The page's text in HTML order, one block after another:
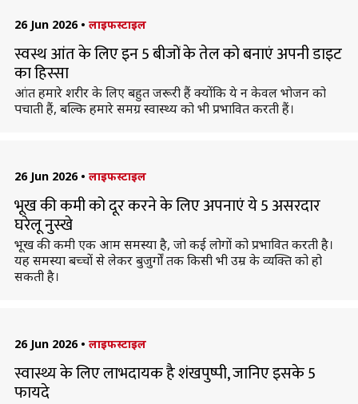
26 Jun 2026 • लाइफस्टाइल
स्वस्थ आंत के लिए इन 5 बीजों के तेल को बनाएं अपनी डाइट
का हिस्सा
आंत हमारे शरीर के लिए बहुत जरूरी हैं क्योंकि ये न केवल भोजन को
पचाती हैं, बल्कि हमारे समग्र स्वास्थ्य को भी प्रभावित करती हैं।
26 Jun 2026 • लाइफस्टाइल
भूख की कमी को दूर करने के लिए अपनाएं ये 5 असरदार
घरेलू नुस्खे
भूख की कमी एक आम समस्या है, जो कई लोगों को प्रभावित करती है।
यह समस्या बच्चों से लेकर बुजुर्गों तक किसी भी उम्र के व्यक्ति को हो
सकती है।
26 Jun 2026 • लाइफस्टाइल
स्वास्थ्य के लिए लाभदायक है शंखपुष्पी, जानिए इसके 5
फायदे